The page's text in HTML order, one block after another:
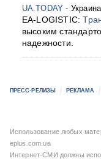
UA.TODAY -
EA-LOGISTIC:
высоким
надежности.
ПРЕСС-РЕЛИЗЫ РЕКЛАМА
Использование любых
eplus.com.ua
Интернет-СМИ должны